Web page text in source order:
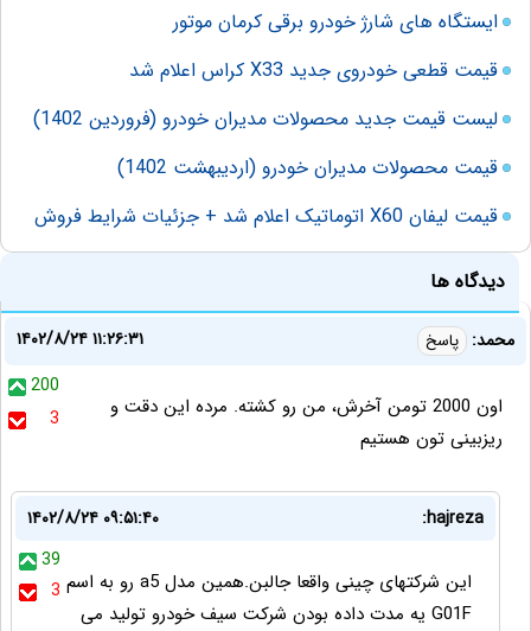
ایستگاه های شارژ خودرو برقی کرمان موتور
قیمت قطعی خودروی جدید X33 کراس اعلام شد
لیست قیمت جدید محصولات مدیران خودرو (فروردین 1402)
قیمت محصولات مدیران خودرو (اردیبهشت 1402)
قیمت لیفان X60 اتوماتیک اعلام شد + جزئیات شرایط فروش
دیدگاه ها
محمد: پاسخ
۱۴۰۲/۸/۲۴ ۱۱:۲۶:۳۱
200
3
اون 2000 تومن آخرش، من رو کشته. مرده این دقت و
ریزبینی تون هستیم
hajreza:
۱۴۰۲/۸/۲۴ ۰۹:۵۱:۴۰
39
3 این شرکتهای چینی واقعا جالبن.همین مدل a5 رو به اسم
G01F یه مدت داده بودن شرکت سیف خودرو تولید می